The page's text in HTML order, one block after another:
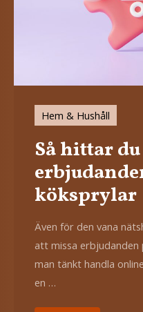
Hem & Hushåll
Så hittar
köksprylar
Även för den vana
att missa erbjudanden
man tänkt handla
en …